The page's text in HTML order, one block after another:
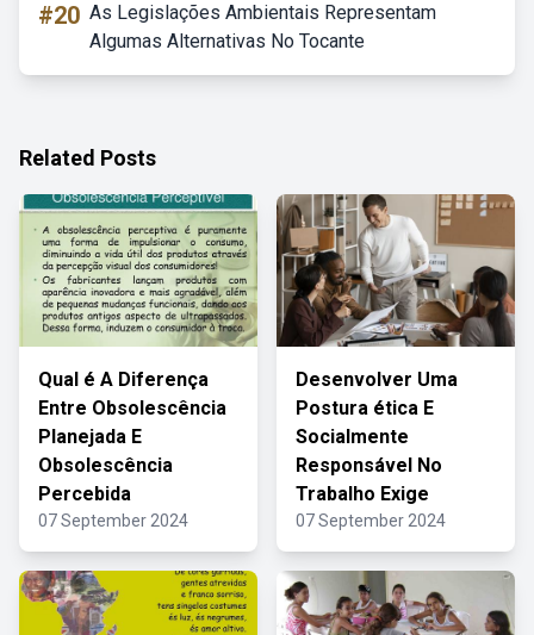
#20 As Legislações Ambientais Representam
Algumas Alternativas No Tocante
Related Posts
Qual é A Diferença
Entre Obsolescência
Planejada E
Obsolescência
Percebida
07 September 2024
Desenvolver Uma
Postura ética E
Socialmente
Responsável No
Trabalho Exige
07 September 2024